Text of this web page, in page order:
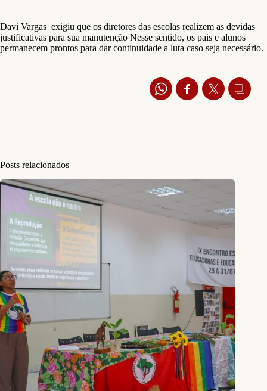
Davi Vargas exigiu que os diretores das escolas realizem as devidas
justificativas para sua manutenção Nesse sentido, os pais e alunos
permanecem prontos para dar continuidade a luta caso seja necessário.
Posts relacionados